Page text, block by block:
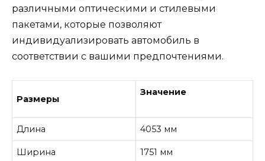
различными оптическими и стилевыми
пакетами, которые позволяют
индивидуализировать автомобиль в
соответствии с вашими предпочтениями.
Размеры
Значение
Длина 4053 мм
Ширина 1751 мм